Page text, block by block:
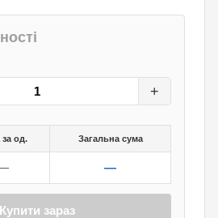
+
за од. Загальна сума
— —
Купити зараз